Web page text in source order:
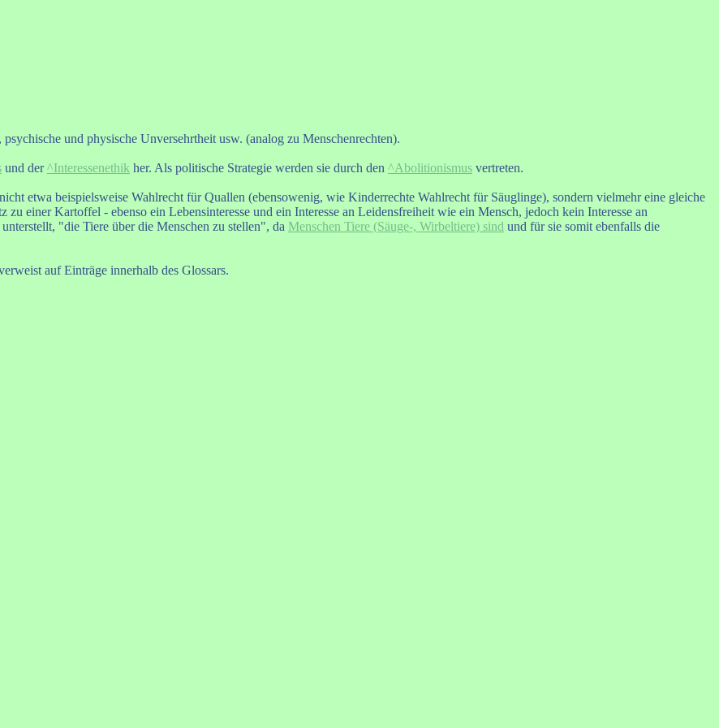
und physische Unversehrtheit usw. (analog zu Menschenrechten).
und der^Interessenethik her. Als politische Strategie werden sie durch den ^Abolitionismus vertreten.
etwa beispielsweise Wahlrecht für Quallen (ebensowenig, wie Kinder­rechte Wahlrecht für Säuglinge), sondern vielmehr eine gleiche
einer Kartoffel - ebenso ein Lebensinteresse und ein Interesse an Leidensfreiheit wie ein Mensch, jedoch kein Interesse an
"die Tiere über die Menschen zu stellen", da Menschen Tiere (Säuge-, Wirbeltiere) sind und für sie somit ebenfalls die
auf Einträge innerhalb des Glossars.